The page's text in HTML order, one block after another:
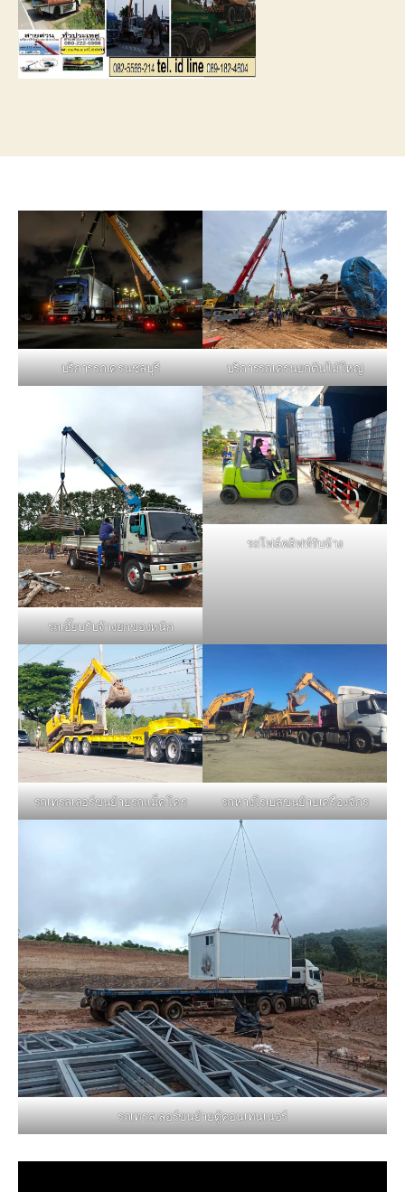
บริการรถเครนชลบุรี บริการรถเครนยกต้นไม้ใหญ่
รถเฮี๊ยบรับจ้างยกของหนัก
รถโฟล์คลิฟท์รับจ้าง
รถเทรลเลอร์ขนย้ายรถแม็คโคร รถหางโรเบสขนย้ายเครื่องจักร
รถเทรลเลอร์ขนย้ายตู้คอนเทนเนอร์